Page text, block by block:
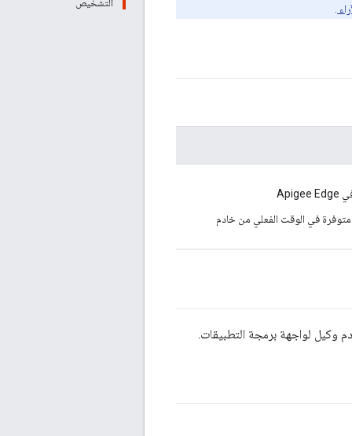
التشخيص
وحلّها في ما يخص خدمة 503 غير متوفرة في الوقت الفعلي من خادم
وكيل لواجهة برمجة التطبيقات.